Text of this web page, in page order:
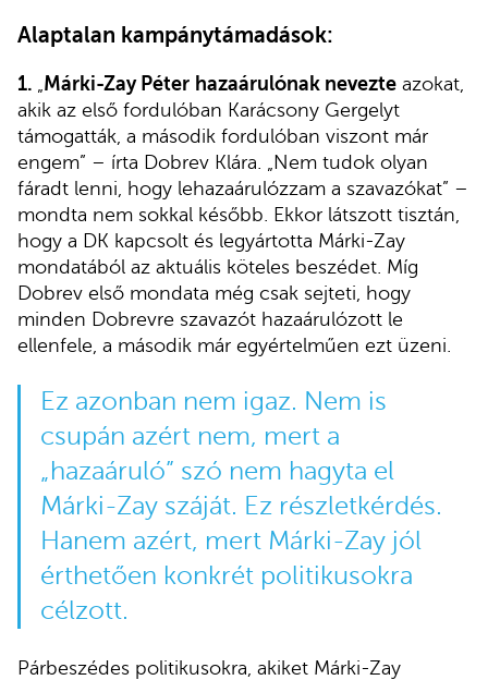
Alaptalan kampánytámadások:
1. Márki-Zay Péter hazaárulónak nevezte azokat,
akik az első fordulóban Karácsony Gergelyt
támogatták, a második fordulóban viszont már
engem” – írta Dobrev Klára. „Nem tudok olyan
fáradt lenni, hogy lehazaárulózzam a szavazókat” –
mondta nem sokkal később. Ekkor látszott tisztán,
hogy a DK kapcsolt és legyártotta Márki-Zay
mondatából az aktuális köteles beszédet. Míg
Dobrev első mondata még csak sejteti, hogy
minden Dobrevre szavazót hazaárulózott le
ellenfele, a második már egyértelműen ezt üzeni.
Ez azonban nem igaz. Nem is
csupán azért nem, mert a
„hazaáruló” szó nem hagyta el
Márki-Zay száját. Ez részletkérdés.
Hanem azért, mert Márki-Zay jól
érthetően konkrét politikusokra
célzott.
Párbeszédes politikusokra, akiket Márki-Zay